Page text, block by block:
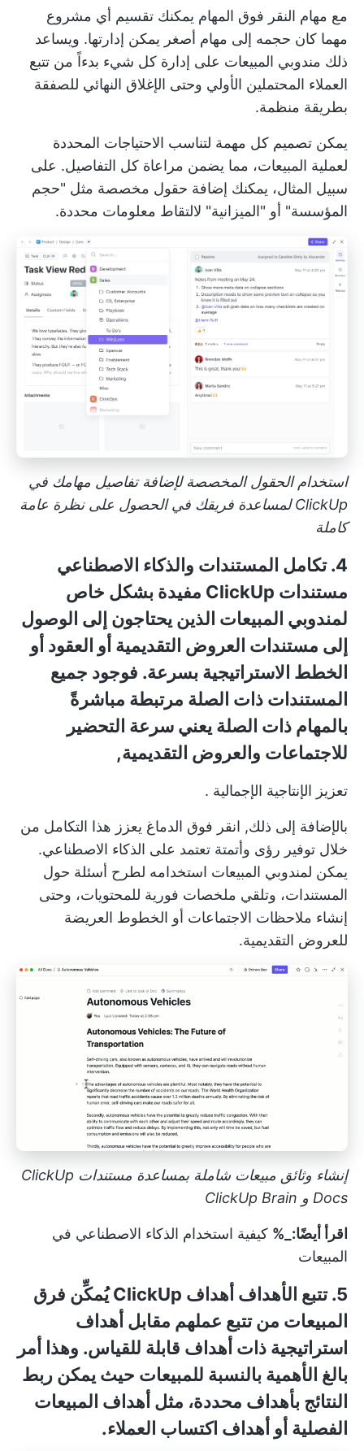
مع مهام النقر فوق المهام يمكنك تقسيم أي مشروع
مهما كان حجمه إلى مهام أصغر يمكن إدارتها. ويساعد
ذلك مندوبي المبيعات على إدارة كل شيء بدءاً من تتبع
العملاء المحتملين الأولي وحتى الإغلاق النهائي للصفقة
بطريقة منظمة.
يمكن تصميم كل مهمة لتناسب الاحتياجات المحددة
لعملية المبيعات، مما يضمن مراعاة كل التفاصيل. على
سبيل المثال، يمكنك إضافة حقول مخصصة مثل "حجم
المؤسسة" أو "الميزانية" لالتقاط معلومات محددة.
استخدام الحقول المخصصة لإضافة تفاصيل مهامك في
ClickUp لمساعدة فريقك في الحصول على نظرة عامة
كاملة
4. تكامل المستندات والذكاء الاصطناعي
مستندات ClickUp
مفيدة بشكل خاص
لمندوبي المبيعات الذين يحتاجون إلى الوصول
إلى مستندات العروض التقديمية أو العقود أو
الخطط الاستراتيجية بسرعة. فوجود جميع
المستندات ذات الصلة مرتبطة مباشرةً
بالمهام ذات الصلة يعني سرعة التحضير
للاجتماعات والعروض التقديمية,
تعزيز الإنتاجية الإجمالية .
بالإضافة إلى ذلك, انقر فوق الدماغ يعزز هذا التكامل من
خلال توفير رؤى وأتمتة تعتمد على الذكاء الاصطناعي.
يمكن لمندوبي المبيعات استخدامه لطرح أسئلة حول
المستندات، وتلقي ملخصات فورية للمحتويات، وحتى
إنشاء ملاحظات الاجتماعات أو الخطوط العريضة
للعروض التقديمية.
إنشاء وثائق مبيعات شاملة بمساعدة مستندات ClickUp
Docs و ClickUp Brain
اقرأ أيضًا:_% كيفية استخدام الذكاء الاصطناعي في
المبيعات
5. تتبع الأهداف أهداف ClickUp
يُمكِّن فرق
المبيعات من تتبع عملهم مقابل أهداف
استراتيجية ذات أهداف قابلة للقياس. وهذا أمر
بالغ الأهمية بالنسبة للمبيعات حيث يمكن ربط
النتائج بأهداف محددة، مثل أهداف المبيعات
الفصلية أو أهداف اكتساب العملاء.